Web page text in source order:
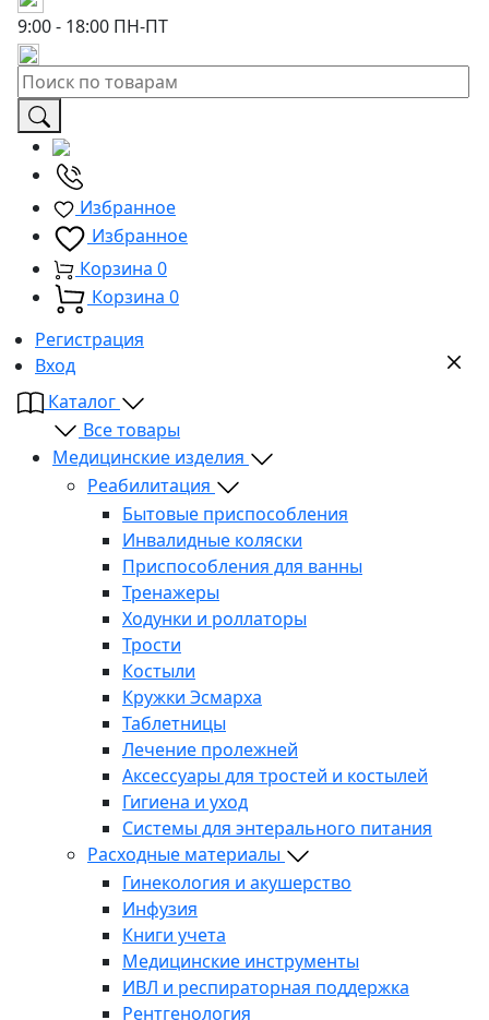
9:00 - 18:00 ПН-ПТ
Избранное
Избранное
Корзина 0
Корзина 0
Регистрация
Вход
Каталог
Все товары
Медицинские изделия
Реабилитация
Бытовые приспособления
Инвалидные коляски
Приспособления для ванны
Тренажеры
Ходунки и роллаторы
Трости
Костыли
Кружки Эсмарха
Таблетницы
Лечение пролежней
Аксессуары для тростей и костылей
Гигиена и уход
Системы для энтерального питания
Расходные материалы
Гинекология и акушерство
Инфузия
Книги учета
Медицинские инструменты
ИВЛ и респираторная поддержка
Рентгенология